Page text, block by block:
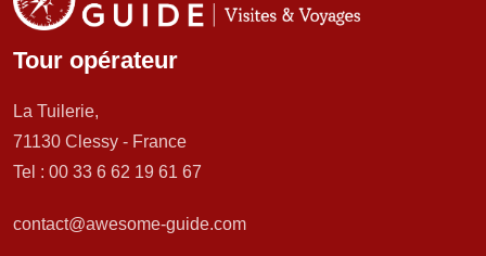
Tour opérateur
La Tuilerie,
71130 Clessy - France
Tel : 00 33 6 62 19 61 67
contact@awesome-guide.com